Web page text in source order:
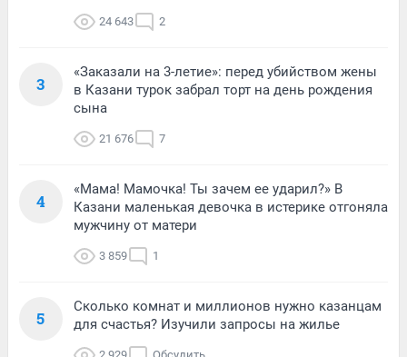
24 643 2
3
«Заказали на 3-летие»: перед убийством жены
в Казани турок забрал торт на день рождения
сына
21 676 7
4
«Мама! Мамочка! Ты зачем ее ударил?» В
Казани маленькая девочка в истерике отгоняла
мужчину от матери
3 859 1
5
Сколько комнат и миллионов нужно казанцам
для счастья? Изучили запросы на жилье